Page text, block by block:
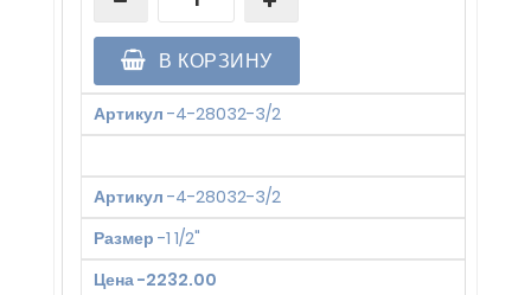
В КОРЗИНУ
Артикул -4-28032-3/2
Артикул -4-28032-3/2
Размер -1 1/2"
Цена-2232.00